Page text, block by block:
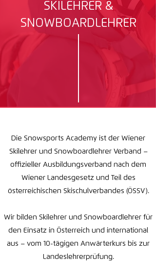
Snowboardlehrern auszubilden und
diese Leidenschaft weiterzugeben.
SKILEHRER &
SNOWBOARDLEHRER
Die Snowsports Academy ist der Wiener
Skilehrer und Snowboardlehrer Verband –
offizieller Ausbildungsverband nach dem
Wiener Landesgesetz und Teil des
österreichischen Skischulverbandes (ÖSSV).
Wir bilden Skilehrer und Snowboardlehrer für
den Einsatz in Österreich und international
aus – vom 10-tägigen Anwärterkurs bis zur
Landeslehrerprüfung.